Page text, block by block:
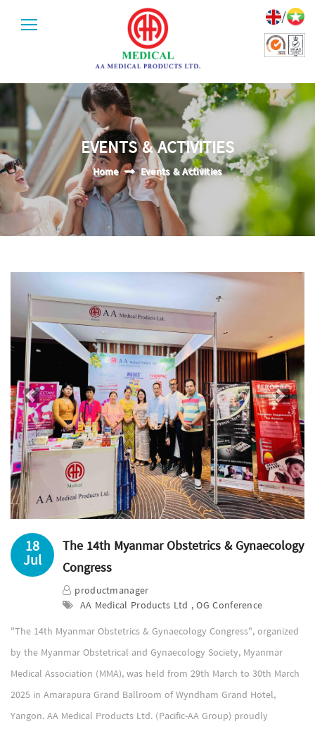
/
EVENTS & ACTIVITIES
Home Events & Activities
Previous Next
18
Jul
The 14th Myanmar Obstetrics & Gynaecology
Congress
productmanager
AA Medical Products Ltd , OG Conference
"The 14th Myanmar Obstetrics & Gynaecology Congress", organized
by the Myanmar Obstetrical and Gynaecology Society, Myanmar
Medical Association (MMA), was held from 29th March to 30th March
2025 in Amarapura Grand Ballroom of Wyndham Grand Hotel,
Yangon. AA Medical Products Ltd. (Pacific-AA Group) proudly